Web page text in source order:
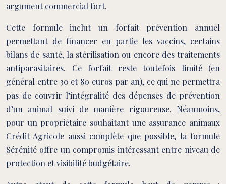
argument commercial fort.
Cette formule inclut un forfait prévention annuel
permettant de financer en partie les vaccins, certains
bilans de santé, la stérilisation ou encore des traitements
antiparasitaires. Ce forfait reste toutefois limité (en
général entre 30 et 80 euros par an), ce qui ne permettra
pas de couvrir l’intégralité des dépenses de prévention
d’un animal suivi de manière rigoureuse. Néanmoins,
pour un propriétaire souhaitant une assurance animaux
Crédit Agricole aussi complète que possible, la formule
Sérénité offre un compromis intéressant entre niveau de
protection et visibilité budgétaire.